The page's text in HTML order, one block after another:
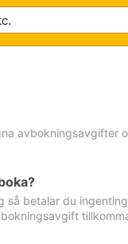
avbokningsavgifter
så betalar du